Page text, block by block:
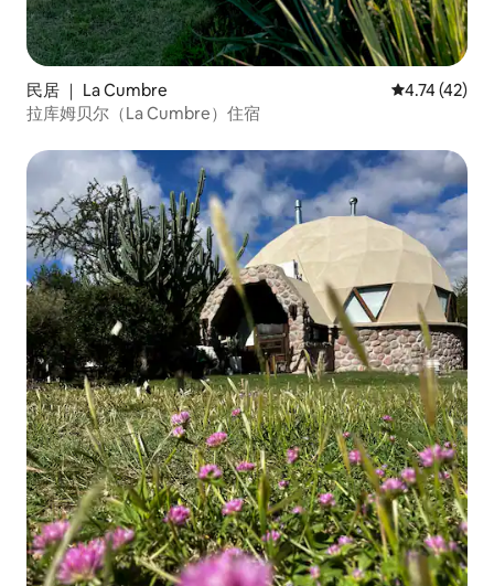
民居 ｜ La Cumbre 平均评分
4.74 (42)
拉库姆贝尔（La Cumbre）住宿